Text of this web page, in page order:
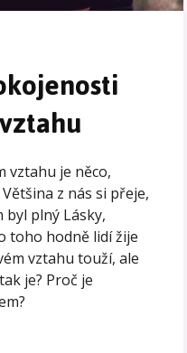
vztahu je něco,
z nás si přeje,
plný Lásky,
toho hodně lidí žije
vztahu touží, ale
je? Proč je